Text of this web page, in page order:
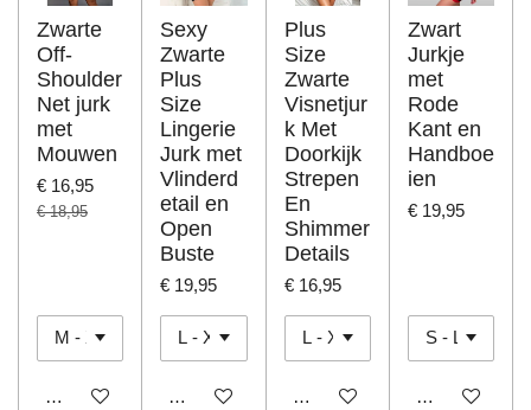
Zwarte
Off-
Shoulder
Net jurk
met
Mouwen
€ 16,95
€ 18,95
In winkelwagen
Sexy
Zwarte
Plus
Size
Lingerie
Jurk met
Vlinderd
etail en
Open
Buste
€ 19,95
In winkelwagen
Plus
Size
Zwarte
Visnetjur
k Met
Doorkijk
Strepen
En
Shimmer
Details
€ 16,95
In winkelwagen
Zwart
Jurkje
met
Rode
Kant en
Handboe
ien
€ 19,95
In